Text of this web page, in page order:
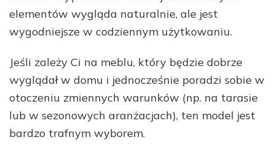
elementów wygląda naturalnie, ale jest
wygodniejsze w codziennym użytkowaniu.
Jeśli zależy Ci na meblu, który będzie dobrze
wyglądał w domu i jednocześnie poradzi sobie w
otoczeniu zmiennych warunków (np. na tarasie
lub w sezonowych aranżacjach), ten model jest
bardzo trafnym wyborem.